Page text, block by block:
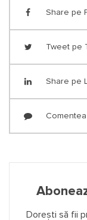
Share pe
Tweet pe
Share pe
Dorești să fii